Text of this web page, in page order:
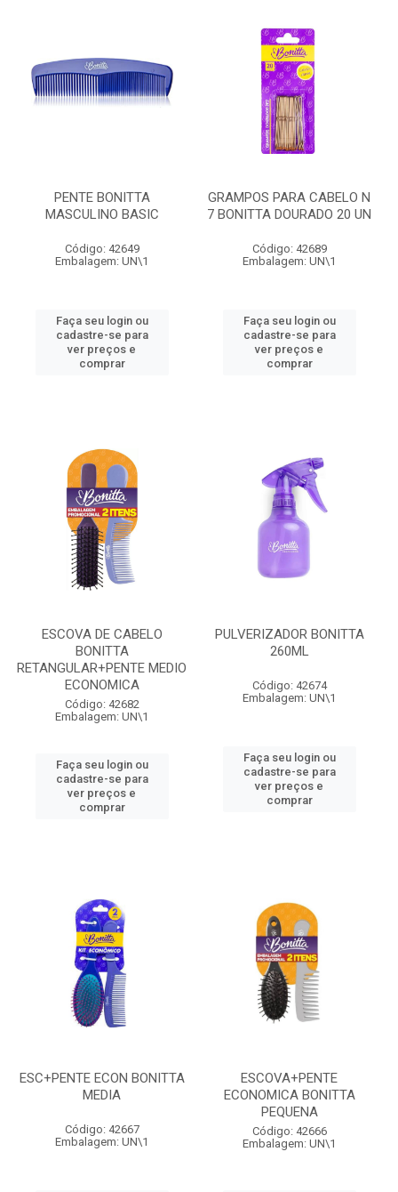
PENTE BONITTA
MASCULINO BASIC
Código: 42649
Embalagem: UN\1
Faça seu login ou
cadastre-se para
ver preços e
comprar
GRAMPOS PARA CABELO N
7 BONITTA DOURADO 20 UN
Código: 42689
Embalagem: UN\1
Faça seu login ou
cadastre-se para
ver preços e
comprar
ESCOVA DE CABELO
BONITTA
RETANGULAR+PENTE MEDIO
ECONOMICA
Código: 42682
Embalagem: UN\1
Faça seu login ou
cadastre-se para
ver preços e
comprar
PULVERIZADOR BONITTA
260ML
Código: 42674
Embalagem: UN\1
Faça seu login ou
cadastre-se para
ver preços e
comprar
ESC+PENTE ECON BONITTA
MEDIA
Código: 42667
Embalagem: UN\1
ESCOVA+PENTE
ECONOMICA BONITTA
PEQUENA
Código: 42666
Embalagem: UN\1